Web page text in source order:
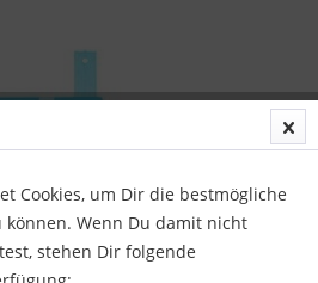
Cookies, um Dir die bestmögliche
Wenn Du damit nicht
stehen Dir folgende